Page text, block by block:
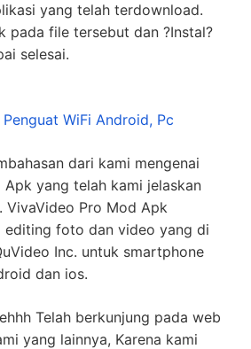
yang telah terdownload.
pada file tersebut dan ?Instal?
selesai.
WiFi Android, Pc
dari kami mengenai
yang telah kami jelaskan
VivaVideo Pro Mod Apk
editing foto dan video yang di
Inc. untuk smartphone
dan ios.
Telah berkunjung pada web
yang lainnya, Karena kami